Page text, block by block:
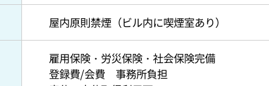
屋内原則禁煙（ビル内に喫煙室あり）
雇用保険・労災保険・社会保険完備
登録費/会費 事務所負担